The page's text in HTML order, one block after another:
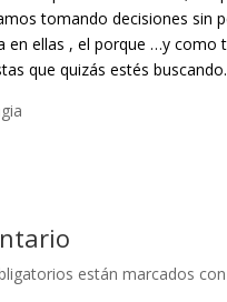
tomando decisiones sin
en ellas , el porque …y como
que quizás estés buscando.
están marcados